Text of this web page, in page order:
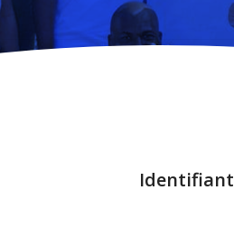
Identifiant